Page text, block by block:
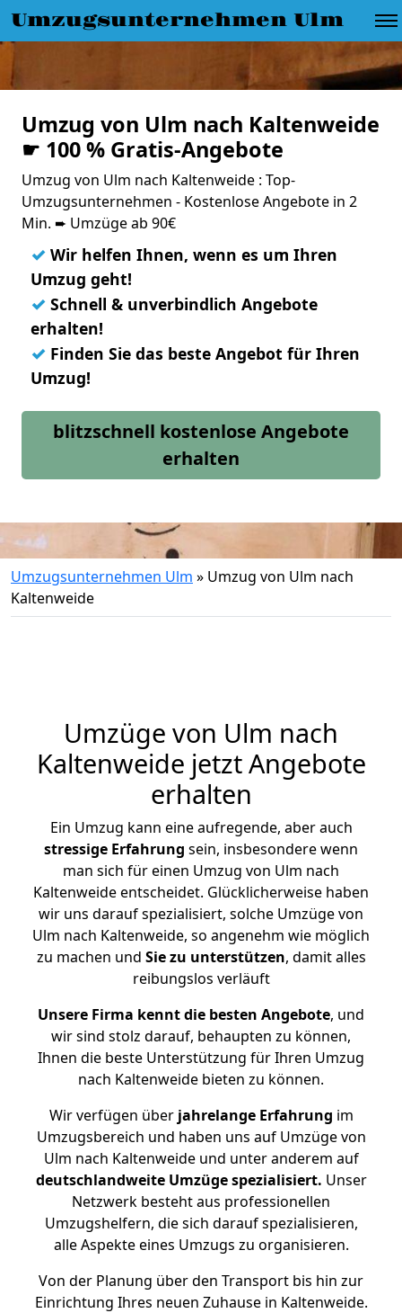
Umzugsunternehmen Ulm
Umzug von Ulm nach Kaltenweide
☛ 100 % Gratis-Angebote
Umzug von Ulm nach Kaltenweide : Top-
Umzugsunternehmen - Kostenlose Angebote in 2
Min. ➨ Umzüge ab 90€
✓ Wir helfen Ihnen, wenn es um Ihren
Umzug geht!
✓ Schnell & unverbindlich Angebote
erhalten!
✓ Finden Sie das beste Angebot für Ihren
Umzug!
blitzschnell kostenlose Angebote
erhalten
Umzugsunternehmen Ulm » Umzug von Ulm nach
Kaltenweide
Umzüge von Ulm nach
Kaltenweide jetzt Angebote
erhalten
Ein Umzug kann eine aufregende, aber auch
stressige Erfahrung sein, insbesondere wenn
man sich für einen Umzug von Ulm nach
Kaltenweide entscheidet. Glücklicherweise haben
wir uns darauf spezialisiert, solche Umzüge von
Ulm nach Kaltenweide, so angenehm wie möglich
zu machen und Sie zu unterstützen, damit alles
reibungslos verläuft
Unsere Firma kennt die besten Angebote, und
wir sind stolz darauf, behaupten zu können,
Ihnen die beste Unterstützung für Ihren Umzug
nach Kaltenweide bieten zu können.
Wir verfügen überjahrelange Erfahrung im
Umzugsbereich und haben uns auf Umzüge von
Ulm nach Kaltenweide und unter anderem auf
deutschlandweite Umzüge spezialisiert. Unser
Netzwerk besteht aus professionellen
Umzugshelfern, die sich darauf spezialisieren,
alle Aspekte eines Umzugs zu organisieren.
Von der Planung über den Transport bis hin zur
Einrichtung Ihres neuen Zuhause in Kaltenweide.